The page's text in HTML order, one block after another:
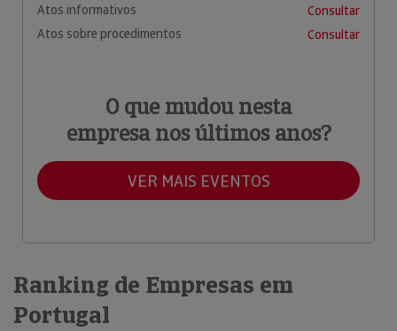
Atos informativos
Consultar
Atos sobre procedimentos
Consultar
O que mudou nesta
empresa nos últimos anos?
VER MAIS EVENTOS
Ranking de Empresas em
Portugal